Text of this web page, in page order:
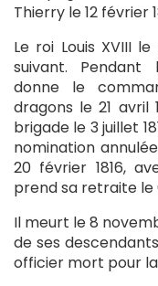
Thierry le 12 février
Le roi Louis XVIII
suivant. Pendant
donne le
dragons le 21 avril
brigade le 3 juillet
nomination
20 février 1816,
prend sa retraite le
Il meurt le 8
de ses
officier mort pour